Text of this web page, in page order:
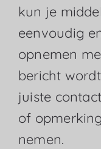
kun je
eenvoudig
opnemen
bericht
juiste
of
nemen.